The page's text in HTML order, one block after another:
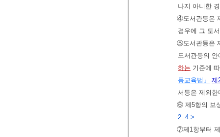
나지 아니한
④도서관등은
경우에 그 도
⑤도서관등은
도서관등의
하는 기준에
등교육법」
제
서등은 제외
⑥ 제5항의 보
2. 4.>
⑦제1항부터